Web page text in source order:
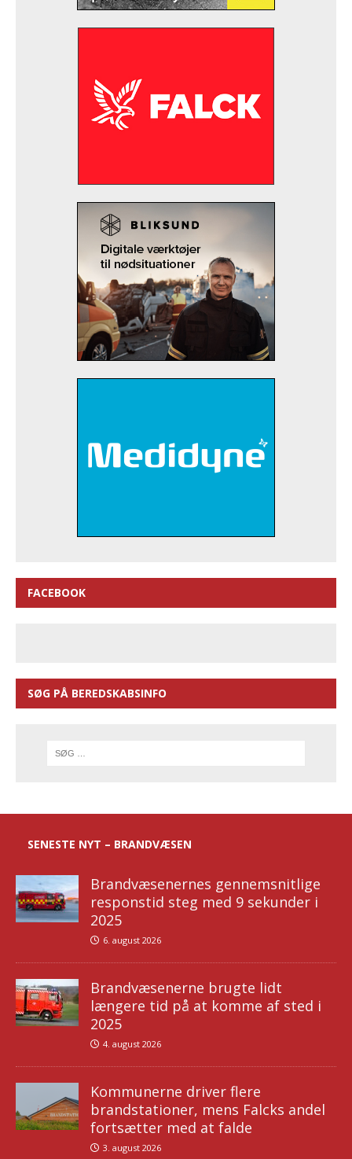
FACEBOOK
SØG PÅ BEREDSKABSINFO
SENESTE NYT – BRANDVÆSEN
Brandvæsenernes gennemsnitlige
responstid steg med 9 sekunder i
2025
6. august 2026
Brandvæsenerne brugte lidt
længere tid på at komme af sted i
2025
4. august 2026
Kommunerne driver flere
brandstationer, mens Falcks andel
fortsætter med at falde
3. august 2026